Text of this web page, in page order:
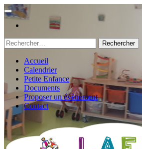
Rechercher :
Accueil
Calendrier
Petite Enfance
Documents
Proposer un évènement
Contact